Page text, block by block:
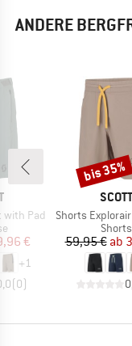
ANDERE
with Pad
Preis
€
+1
(0)
MARKE
SCOTT
Artikel
Shorts Explorair
Shorts
59,95 € ab
Rabatt
bis 35%